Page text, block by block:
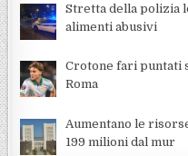
Stretta della polizia
alimenti abusivi
Crotone fari puntati
Roma
Aumentano le
199 milioni dal mur